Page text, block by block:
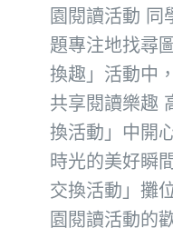
園閱讀活動 同
題專注地找尋
換趣」活動中
共享閱讀樂趣
換活動」中開
時光的美好瞬
交換活動」攤
園閱讀活動的